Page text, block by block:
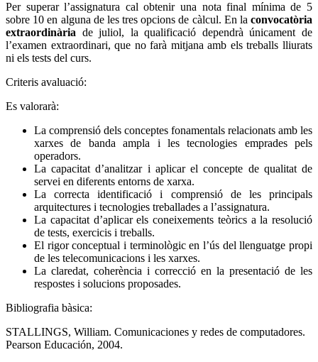
Per superar l’assignatura cal obtenir una nota final mínima de 5
sobre 10 en alguna de les tres opcions de càlcul. En la convocatòria
extraordinària de juliol, la qualificació dependrà únicament de
l’examen extraordinari, que no farà mitjana amb els treballs lliurats
ni els tests del curs.
Criteris avaluació:
Es valorarà:
La comprensió dels conceptes fonamentals relacionats amb les
xarxes de banda ampla i les tecnologies emprades pels
operadors.
La capacitat d’analitzar i aplicar el concepte de qualitat de
servei en diferents entorns de xarxa.
La correcta identificació i comprensió de les principals
arquitectures i tecnologies treballades a l’assignatura.
La capacitat d’aplicar els coneixements teòrics a la resolució
de tests, exercicis i treballs.
El rigor conceptual i terminològic en l’ús del llenguatge propi
de les telecomunicacions i les xarxes.
La claredat, coherència i correcció en la presentació de les
respostes i solucions proposades.
Bibliografia bàsica:
STALLINGS, William. Comunicaciones y redes de computadores.
Pearson Educación, 2004.